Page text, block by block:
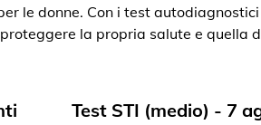
le donne. Con i test
proteggere la propria salute e quella
Test STI (medio) - 7